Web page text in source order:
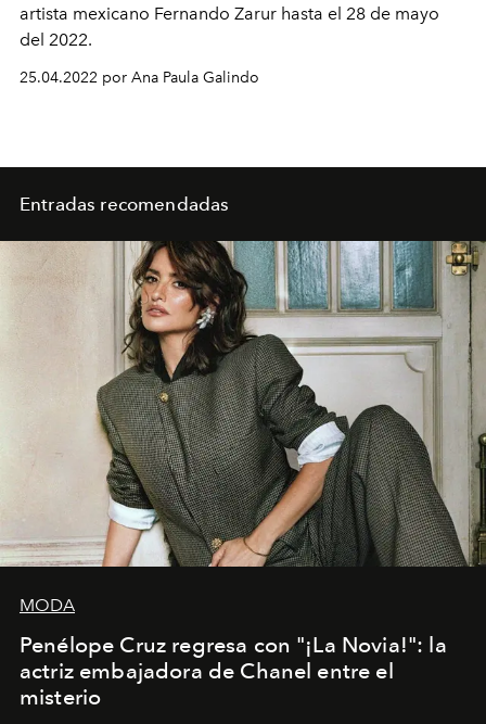
artista mexicano Fernando Zarur hasta el 28 de mayo
del 2022.
25.04.2022 por Ana Paula Galindo
Entradas recomendadas
MODA
Penélope Cruz regresa con "¡La Novia!": la
actriz embajadora de Chanel entre el
misterio